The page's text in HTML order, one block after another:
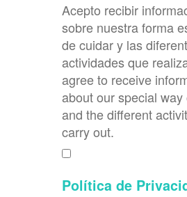
Acepto recibir
sobre nuestra forma
de cuidar y las
actividades que
agree to receive
about our special way
and the different
carry out.
Política de